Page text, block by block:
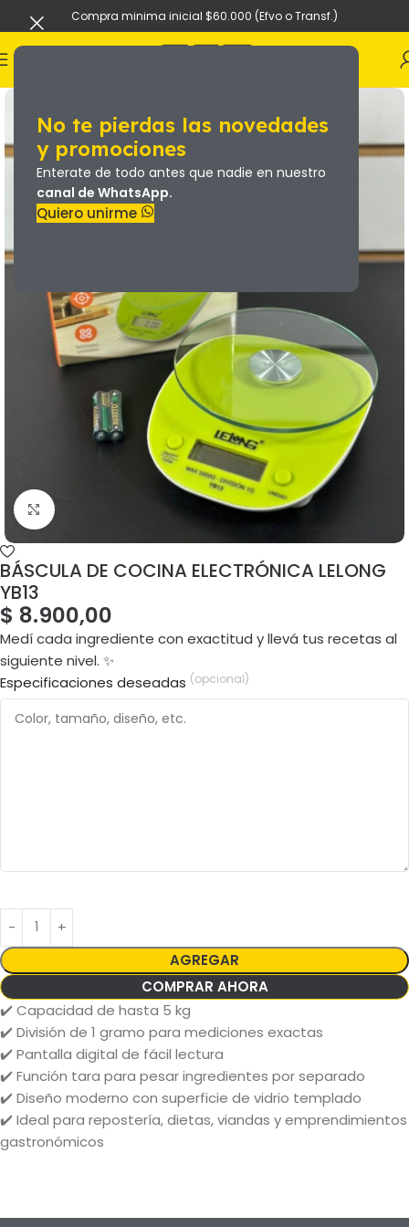
No te pierdas las novedades
y promociones
Enterate de todo antes que nadie en nuestro
canal de WhatsApp.
Quiero unirme
Compra minima inicial $60.000 (Efvo o Transf.)
BÁSCULA DE COCINA ELECTRÓNICA LELONG
YB13
$ 8.900,00
Medí cada ingrediente con exactitud y llevá tus recetas al
siguiente nivel. ✨
Especificaciones deseadas (opcional)
AGREGAR
COMPRAR AHORA
✔️ Capacidad de hasta 5 kg
✔️ División de 1 gramo para mediciones exactas
✔️ Pantalla digital de fácil lectura
✔️ Función tara para pesar ingredientes por separado
✔️ Diseño moderno con superficie de vidrio templado
✔️ Ideal para repostería, dietas, viandas y emprendimientos
gastronómicos